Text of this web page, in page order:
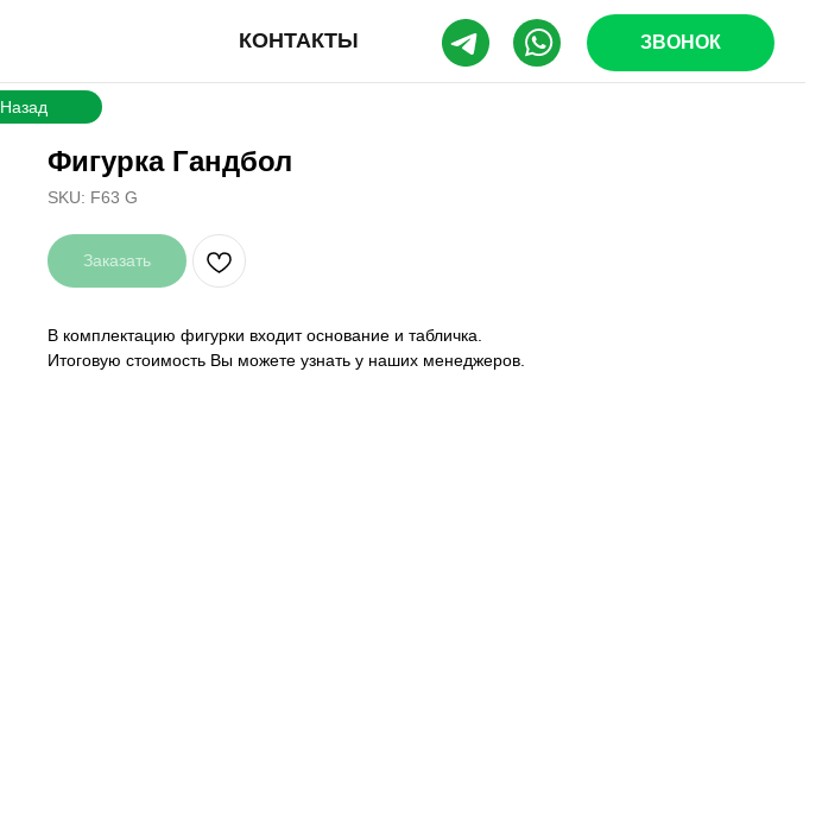
КОНТАКТЫ ЗВОНОК
Назад
Фигурка Гандбол
SKU: F63 G
Заказать
В комплектацию фигурки входит основание и табличка.
Итоговую стоимость Вы можете узнать у наших менеджеров.